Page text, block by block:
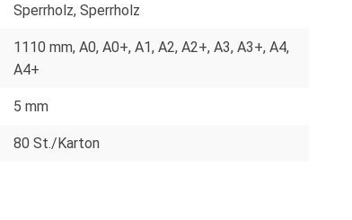
Sperrholz, Sperrholz
1110 mm, A0, A0+, A1, A2, A2+, A3, A3+, A4,
A4+
5 mm
80 St./Karton